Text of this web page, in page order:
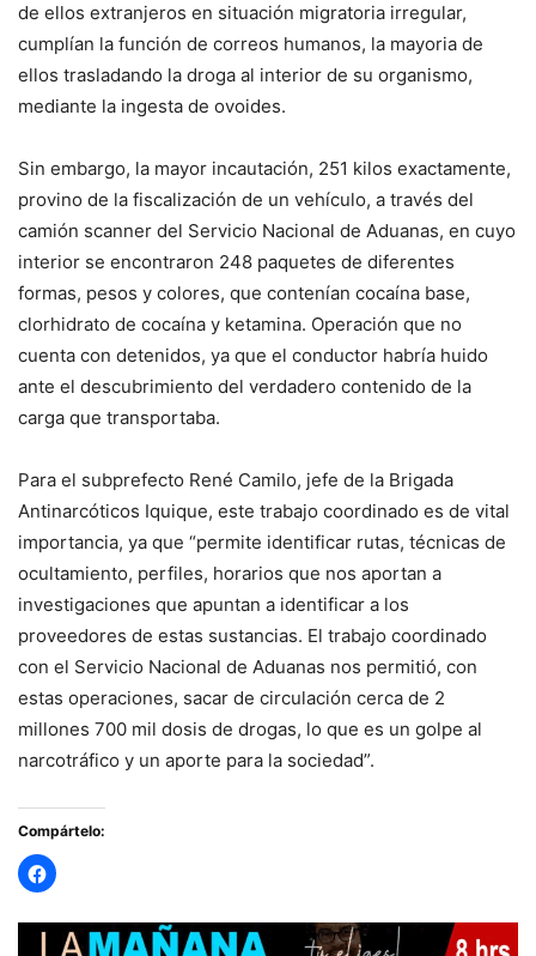
de ellos extranjeros en situación migratoria irregular,
cumplían la función de correos humanos, la mayoria de
ellos trasladando la droga al interior de su organismo,
mediante la ingesta de ovoides.
Sin embargo, la mayor incautación, 251 kilos exactamente,
provino de la fiscalización de un vehículo, a través del
camión scanner del Servicio Nacional de Aduanas, en cuyo
interior se encontraron 248 paquetes de diferentes
formas, pesos y colores, que contenían cocaína base,
clorhidrato de cocaína y ketamina. Operación que no
cuenta con detenidos, ya que el conductor habría huido
ante el descubrimiento del verdadero contenido de la
carga que transportaba.
Para el subprefecto René Camilo, jefe de la Brigada
Antinarcóticos Iquique, este trabajo coordinado es de vital
importancia, ya que “permite identificar rutas, técnicas de
ocultamiento, perfiles, horarios que nos aportan a
investigaciones que apuntan a identificar a los
proveedores de estas sustancias. El trabajo coordinado
con el Servicio Nacional de Aduanas nos permitió, con
estas operaciones, sacar de circulación cerca de 2
millones 700 mil dosis de drogas, lo que es un golpe al
narcotráfico y un aporte para la sociedad”.
Compártelo: